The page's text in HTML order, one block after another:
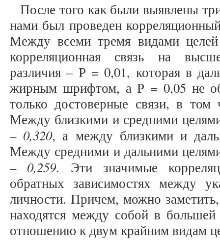
После того как были выявлены
нами был проведен
Между всеми тремя видами целей
корреляционная связь на
различия – Р = 0,01, которая в
жирным шрифтом, а Р = 0,05 не
только достоверные связи, в
Между близкими и средними
– 0,320, а между близкими и
Между средними и дальними
– 0,259. Эти значимые
обратных зависимостях между
личности. Причем, можно
находятся между собой в
отношению к двум крайним видам